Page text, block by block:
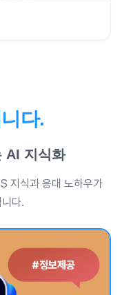
다.
AI 지식화
지식과 응대 노하우가
다.